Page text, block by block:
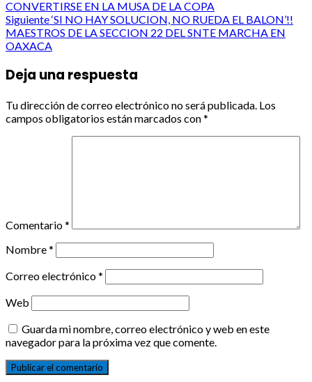
navigation
CONVERTIRSE EN LA MUSA DE LA COPA
Siguiente‘SI NO HAY SOLUCION, NO RUEDA EL BALON’!!
MAESTROS DE LA SECCION 22 DEL SNTE MARCHA EN
OAXACA
Deja una respuesta
Tu dirección de correo electrónico no será publicada. Los
campos obligatorios están marcados con*
Comentario*
Nombre*
Correo electrónico*
Web
Guarda mi nombre, correo electrónico y web en este
navegador para la próxima vez que comente.